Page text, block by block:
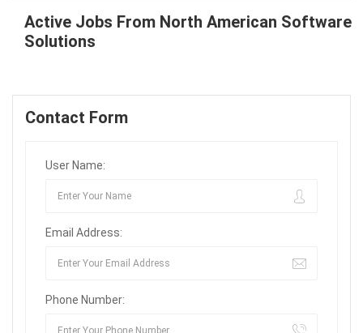
Active Jobs From North American Software
Solutions
Contact Form
User Name:
Email Address:
Phone Number: